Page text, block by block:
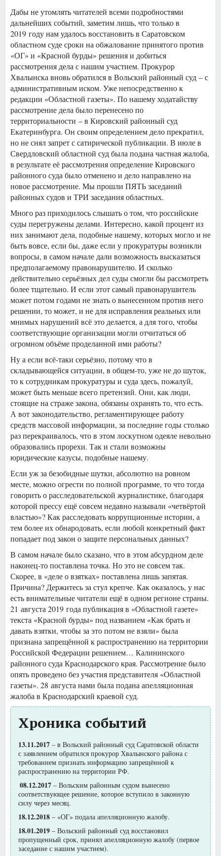
Дабы не утомлять читателей всеми подробностями
дальнейших событий, заметим лишь, что только в
2019 году нам удалось восстановить в Саратовском
областном суде сроки на обжалование принятого против
«ОГ» и «Красной бурды» решения и добиться
рассмотрения дела с нашим участием. Прокурор
Хвалынска вновь обратился в Вольский районный суд – с
административным иском. Уже непосредственно к
редакции «Областной газеты». По нашему ходатайству
рассмотрение дела было перенесено по
территориальности – в Кировский районный суд
Екатеринбурга. Он своим определением дело прекратил,
но не снял запрет с сатирической публикации. В июле в
Свердловский областной суд была подана частная жалоба,
в результате её рассмотрения определение Кировского
районного суда было отменено и дело направлено на
новое рассмотрение. Мы прошли ПЯТЬ заседаний
районных судов и ТРИ заседания областных.
Много раз приходилось слышать о том, что российские
суды перегружены делами. Интересно, какой процент из
них занимают дела, подобные нашему, которых могло и не
быть вовсе, если бы, даже если у прокуратуры возникли
вопросы, в самом начале дали возможность высказаться
предполагаемому правонарушителю. И сколько
действительно серьёзных дел суды смогли бы рассмотреть
более тщательно. И если этот самый правонарушитель
может потом годами не знать о вынесенном против него
решении, то может, и не для исправления реальных или
мнимых нарушений всё это делается, а для того, чтобы
соответствующие организации могли отчитаться об
огромном объёме проделанной ими работы?
Ну а если всё-таки серьёзно, потому что в
складывающейся ситуации, в общем-то, уже не до шуток,
то к сотрудникам прокуратуры и суда здесь, пожалуй,
может быть меньше всего претензий. Они, как люди,
стоящие на страже закона, обязаны охранять то, что есть.
А вот законодательство, регламентирующее работу
средств массовой информации, за последние годы столько
раз перекраивалось, что в этом лоскутном одеяле невольно
образовались прорехи. Так и стали возможны
юридические казусы, подобные нашему.
Если уж за безобидные шутки, абсолютно на ровном
месте, можно огрести по полной программе, то что тогда
говорить о расследовательской журналистике, благодаря
которой прессу ещё совсем недавно называли «четвёртой
властью»? Как расследовать коррупционные истории, а
тем более их обнародовать, если любой конкретный факт
попадает под закон о защите персональных данных?
В самом начале было сказано, что в этом абсурдном деле
наконец-то поставлена точка. Но это не совсем так.
Скорее, в «деле о взятках» поставлена лишь запятая.
Причина? Держитесь за стул крепче. Как оказалось, у нас
есть внимательные читатели ещё в одном регионе страны.
21 августа 2019 года публикация в «Областной газете»
текста «Красной бурды» под названием «Как брать и
давать взятки, чтобы за это потом не взяли» была
признана запрещённой к распространению на территории
Российской Федерации решением… Калининского
районного суда Краснодарского края. Рассмотрение было
опять проведено без участия представителя «Областной
газеты». 28 августа нами была подана апелляционная
жалоба в Краснодарский краевой суд.
Хроника событий
13.11.2017 – в Вольский районный суд Саратовской области
с заявлением обратился прокурор Хвалынского района с
требованием признать информацию запрещённой к
распространению на территории РФ.
08.12.2017 – Вольским районным судом вынесено
соответствующее решение, которое вступило в законную
силу через месяц.
18.12.2018 – «ОГ» подала апелляционную жалобу.
18.01.2019 – Вольский районный суд восстановил
пропущенный срок, принял апелляционную жалобу (первое
заседание с нашим участием).